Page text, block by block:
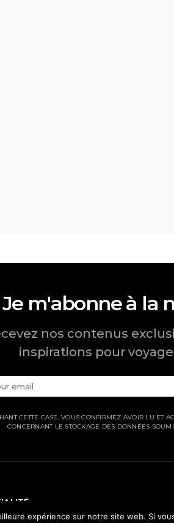
Je m'abonne à la
nos contenus
inspirations pour
CETTE CASE, VOUS CONFIRMEZ AVOIR LU ET
CONCERNANT LE STOCKAGE DES DONNÉES
expérience sur notre site web. Si